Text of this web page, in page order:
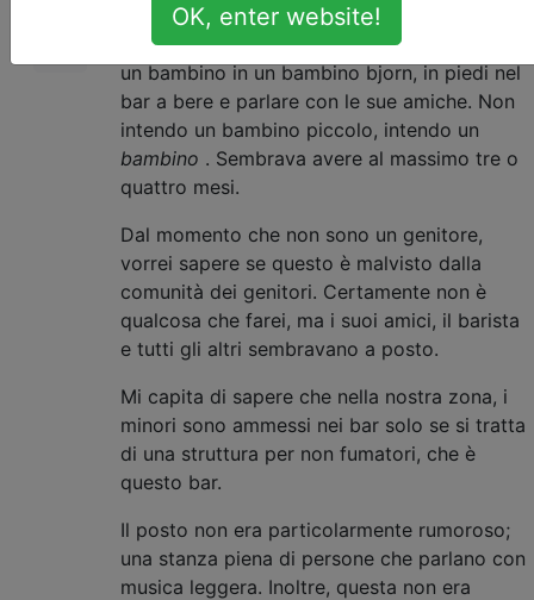
e ho visto qualcosa di abbastanza
sorprendente per me. C'era una donna con
un bambino in un bambino bjorn, in piedi nel
bar a bere e parlare con le sue amiche. Non
intendo un bambino piccolo, intendo un
bambino . Sembrava avere al massimo tre o
quattro mesi.
Dal momento che non sono un genitore,
vorrei sapere se questo è malvisto dalla
comunità dei genitori. Certamente non è
qualcosa che farei, ma i suoi amici, il barista
e tutti gli altri sembravano a posto.
Mi capita di sapere che nella nostra zona, i
minori sono ammessi nei bar solo se si tratta
di una struttura per non fumatori, che è
questo bar.
Il posto non era particolarmente rumoroso;
una stanza piena di persone che parlano con
musica leggera. Inoltre, questa non era
OK, enter website!